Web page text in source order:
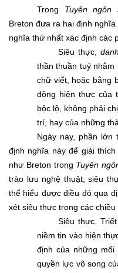
Trong Tuyên ngôn
Breton đưa ra hai định
nghĩa thứ nhất xác định các
Siêu thực,
thần thuần tuý
chữ viết, hoặc bằng
động hiện thực
bộc lộ, không phải
trí, hay của những
Ngày nay, phần lớn
định nghĩa này để giải
như Breton trong Tuyên
trào lưu nghệ thuật, siêu
thể hiểu được điều đó qua
xét siêu thực trong các
Siêu thực.
niềm tin vào hiện
định của những
quyền lực vô song